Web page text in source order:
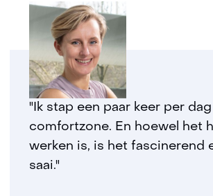
e
r
e
w
e
b
s
i
t
"Ik stap een paar keer per
comfortzone. En hoewel het
werken is, is het fascinerend
saai."